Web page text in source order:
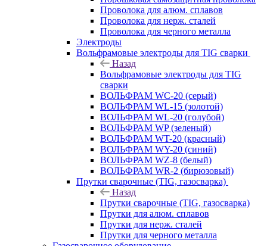
Проволока для алюм. сплавов
Проволока для нерж. сталей
Проволока для черного металла
Электроды
Вольфрамовые электроды для TIG сварки
Назад
Вольфрамовые электроды для TIG
сварки
ВОЛЬФРАМ WC-20 (серый)
ВОЛЬФРАМ WL-15 (золотой)
ВОЛЬФРАМ WL-20 (голубой)
ВОЛЬФРАМ WP (зеленый)
ВОЛЬФРАМ WT-20 (красный)
ВОЛЬФРАМ WY-20 (синий)
ВОЛЬФРАМ WZ-8 (белый)
ВОЛЬФРАМ WR-2 (бирюзовый)
Прутки сварочные (TIG, газосварка)
Назад
Прутки сварочные (TIG, газосварка)
Прутки для алюм. сплавов
Прутки для нерж. сталей
Прутки для черного металла